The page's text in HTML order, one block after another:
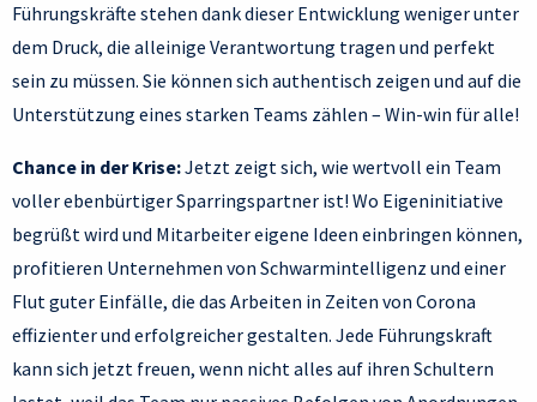
Führungskräfte stehen dank dieser Entwicklung weniger unter
dem Druck, die alleinige Verantwortung tragen und perfekt
sein zu müssen. Sie können sich authentisch zeigen und auf die
Unterstützung eines starken Teams zählen – Win-win für alle!
Chance in der Krise:Jetzt zeigt sich, wie wertvoll ein Team
voller ebenbürtiger Sparringspartner ist! Wo Eigeninitiative
begrüßt wird und Mitarbeiter eigene Ideen einbringen können,
profitieren Unternehmen von Schwarmintelligenz und einer
Flut guter Einfälle, die das Arbeiten in Zeiten von Corona
effizienter und erfolgreicher gestalten. Jede Führungskraft
kann sich jetzt freuen, wenn nicht alles auf ihren Schultern